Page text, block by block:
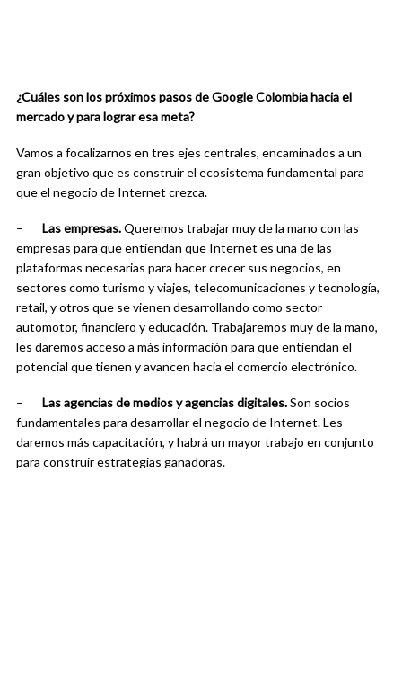
¿Cuáles son los próximos pasos de Google Colombia hacia el
mercado y para lograr esa meta?
Vamos a focalizarnos en tres ejes centrales, encaminados a un
gran objetivo que es construir el ecosistema fundamental para
que el negocio de Internet crezca.
– Las empresas.Queremos trabajar muy de la mano con las
empresas para que entiendan que Internet es una de las
plataformas necesarias para hacer crecer sus negocios, en
sectores como turismo y viajes, telecomunicaciones y tecnología,
retail, y otros que se vienen desarrollando como sector
automotor, financiero y educación. Trabajaremos muy de la mano,
les daremos acceso a más información para que entiendan el
potencial que tienen y avancen hacia el comercio electrónico.
– Las agencias de medios y agencias digitales.Son socios
fundamentales para desarrollar el negocio de Internet. Les
daremos más capacitación, y habrá un mayor trabajo en conjunto
para construir estrategias ganadoras.